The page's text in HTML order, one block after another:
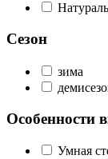
Сезон
зима
Особенности
Умная